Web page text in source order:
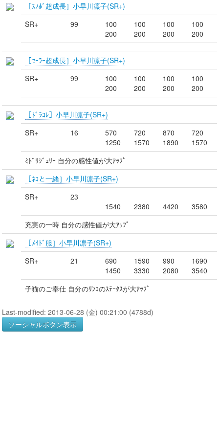
［ｽﾉﾎﾞ超成長］小早川凛子(SR+)
SR+
99
100
200
100
200
100
200
100
200
［ｾｰﾗｰ超成長］小早川凛子(SR+)
SR+
99
100
200
100
200
100
200
100
200
［ﾄﾞﾗｺﾚ］小早川凛子(SR+)
SR+
16
570
1250
720
1570
870
1890
720
1570
ﾐﾄﾞﾘｼﾞｪﾘｰ 自分の感性値が大ｱｯﾌﾟ
［ﾈｺと一緒］小早川凛子(SR+)
SR+
23
1540
2380 4420
3580
充実の一時 自分の感性値が大ｱｯﾌﾟ
［ﾒｲﾄﾞ服］小早川凛子(SR+)
SR+
21
690
1450
1590
3330
990
2080
1690
3540
子猫のご奉仕 自分のﾘﾝｺのｽﾃｰﾀｽが大ｱｯﾌﾟ
Last-modified: 2013-06-28 (金) 00:21:00 (4788d)
ソーシャルボタン表示